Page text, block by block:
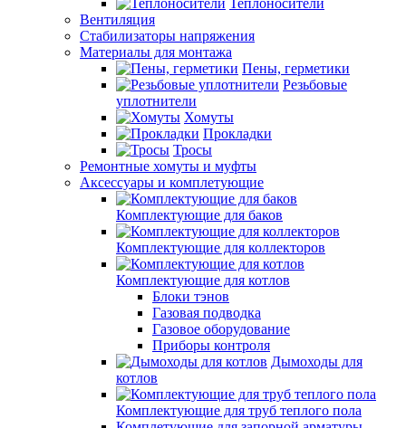
Теплоносители
Вентиляция
Стабилизаторы напряжения
Материалы для монтажа
Пены, герметики
Резьбовые
уплотнители
Хомуты
Прокладки
Тросы
Ремонтные хомуты и муфты
Аксессуары и комплетующие
Комплектующие для баков
Комплектующие для коллекторов
Комплектующие для котлов
Блоки тэнов
Газовая подводка
Газовое оборудование
Приборы контроля
Дымоходы для
котлов
Комплектующие для труб теплого пола